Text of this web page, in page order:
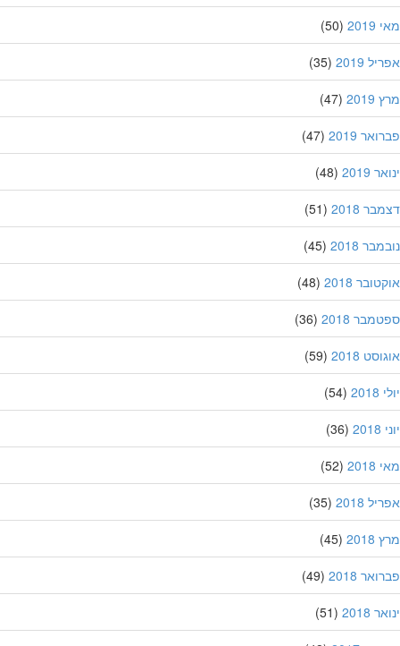
(50)
2019
(35)
(47)
2019
(47)
2019
(48)
2018
(51)
2018
(45)
2018
(48)
2018
(36)
2018
(59)
(54)
(36)
(52)
2018
(35)
(45)
2018
(49)
2018
(51)